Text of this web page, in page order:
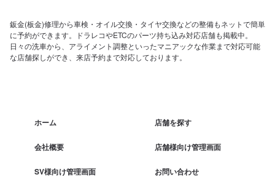
鈑金(板金)修理から車検・オイル交換・タイヤ交換などの整備もネットで簡単
に予約ができます。ドラレコやETCのパーツ持ち込み対応店舗も掲載中。
日々の洗車から、アライメント調整といったマニアックな作業まで対応可能
な店舗探しができ、来店予約まで対応しております。
ホーム 店舗を探す
会社概要 店舗様向け管理画面
SV様向け管理画面 お問い合わせ